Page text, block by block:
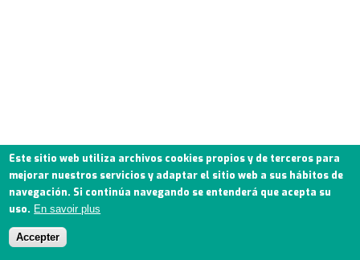
Este sitio web utiliza archivos cookies propios y de terceros para
mejorar nuestros servicios y adaptar el sitio web a sus hábitos de
navegación. Si continúa navegando se entenderá que acepta su
uso. En savoir plus
Accepter